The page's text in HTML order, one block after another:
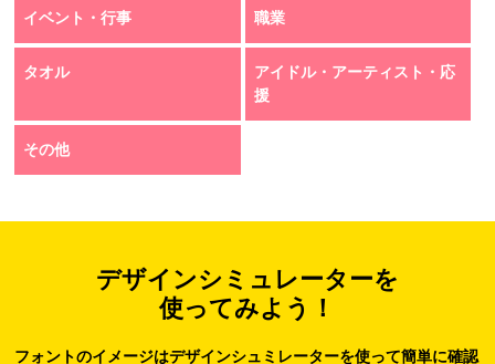
イベント・行事 職業
タオル
アイドル・アーティスト・応
援
その他
デザインシミュレーターを
使ってみよう！
フォントのイメージはデザインシュミレーターを使って簡単に確認